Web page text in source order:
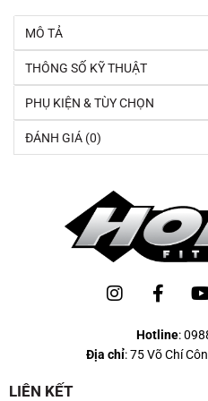
MÔ TẢ
THÔNG SỐ KỸ THUẬT
PHỤ KIỆN & TÙY CHỌN
ĐÁNH GIÁ (0)
Hotline:
Địa chỉ: 75 Võ Chí
LIÊN KẾT